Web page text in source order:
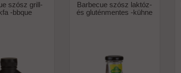
szósz grill-
-bbque
Barbecue szósz laktóz-
és gluténmentes -kühne